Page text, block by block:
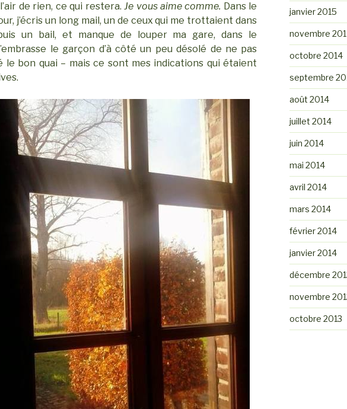
de rien, ce qui restera. Je vous aime comme. Dans le
j’écris un long mail, un de ceux qui me trottaient dans
un bail, et manque de louper ma gare, dans le
le garçon d’à côté un peu désolé de ne pas
le bon quai – mais ce sont mes indications qui étaient
janvier 2015
novembre
octobre 2014
septembre
août 2014
juillet 2014
juin 2014
mai 2014
avril 2014
mars 2014
février 2014
janvier 2014
décembre
novembre
octobre 2013